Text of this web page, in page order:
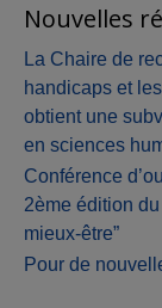
Nouvelles
La Chaire de
handicaps et
obtient une
en sciences
Conférence
2ème édition
mieux-être”
Pour de